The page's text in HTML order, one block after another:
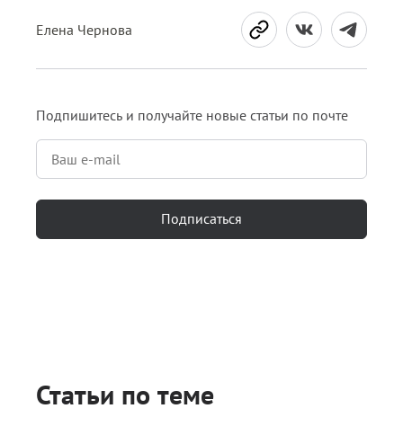
Елена Чернова
Подпишитесь и получайте новые статьи по почте
Подписаться
Статьи по теме